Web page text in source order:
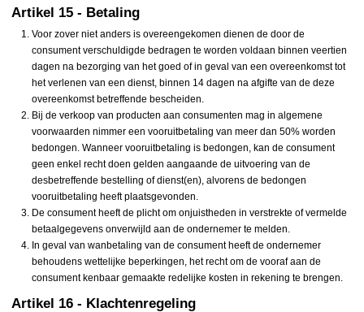
Artikel 15 - Betaling
Voor zover niet anders is overeengekomen dienen de door de
consument verschuldigde bedragen te worden voldaan binnen veertien
dagen na bezorging van het goed of in geval van een overeenkomst tot
het verlenen van een dienst, binnen 14 dagen na afgifte van de deze
overeenkomst betreffende bescheiden.
Bij de verkoop van producten aan consumenten mag in algemene
voorwaarden nimmer een vooruitbetaling van meer dan 50% worden
bedongen. Wanneer vooruitbetaling is bedongen, kan de consument
geen enkel recht doen gelden aangaande de uitvoering van de
desbetreffende bestelling of dienst(en), alvorens de bedongen
vooruitbetaling heeft plaatsgevonden.
De consument heeft de plicht om onjuistheden in verstrekte of vermelde
betaalgegevens onverwijld aan de ondernemer te melden.
In geval van wanbetaling van de consument heeft de ondernemer
behoudens wettelijke beperkingen, het recht om de vooraf aan de
consument kenbaar gemaakte redelijke kosten in rekening te brengen.
Artikel 16 - Klachtenregeling